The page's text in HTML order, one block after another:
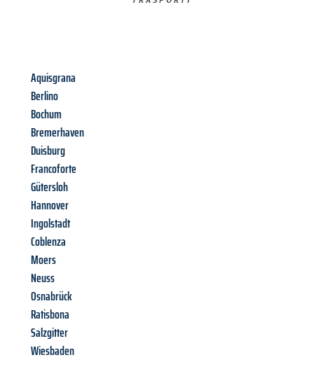
Aquisgrana
Berlino
Bochum
Bremerhaven
Duisburg
Francoforte
Gütersloh
Hannover
Ingolstadt
Coblenza
Moers
Neuss
Osnabrück
Ratisbona
Salzgitter
Wiesbaden